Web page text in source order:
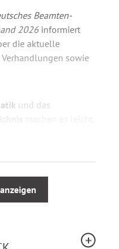
Beamten-
2026 informiert
die aktuelle
sowie
und das